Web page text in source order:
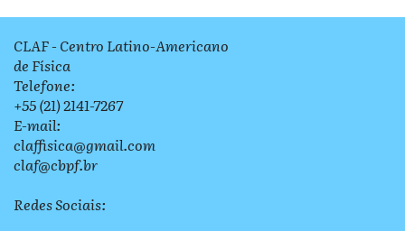
CLAF - Centro Latino-Americano
de Física
Telefone:
+55 (21) 2141-7267
E-mail:
claffisica@gmail.com
claf@cbpf.br
Redes Sociais: